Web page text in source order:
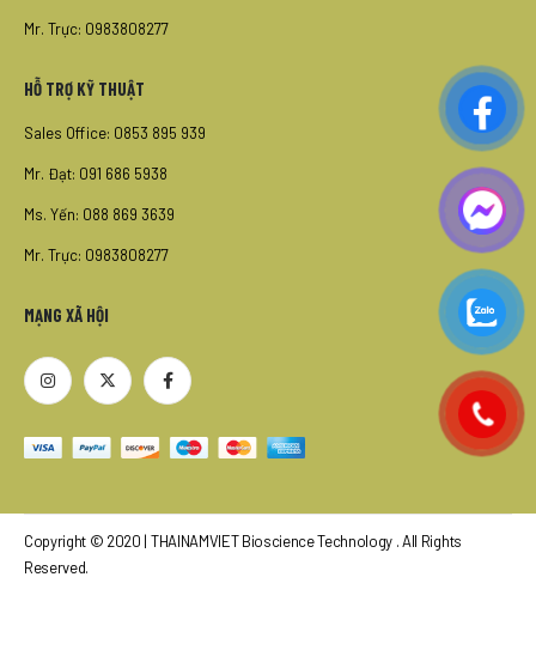
Mr. Trực: 0983808277
HỖ TRỢ KỸ THUẬT
Sales Office: 0853 895 939
Mr. Đạt: 091 686 5938
Ms. Yến: 088 869 3639
Mr. Trực: 0983808277
MẠNG XÃ HỘI
Copyright © 2020 | THAINAMVIET Bioscience Technology . All Rights
Reserved.